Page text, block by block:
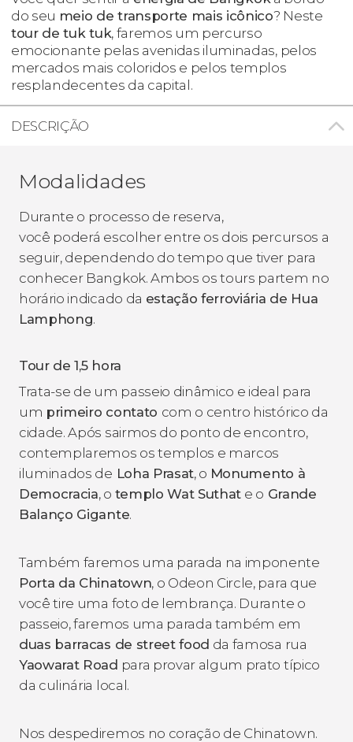
do seu meio de transporte mais icônico? Neste
tour de tuk tuk, faremos um percurso
emocionante pelas avenidas iluminadas, pelos
mercados mais coloridos e pelos templos
resplandecentes da capital.
DESCRIÇÃO
Modalidades
Durante o processo de reserva,
você poderá escolher entre os dois percursos a
seguir, dependendo do tempo que tiver para
conhecer Bangkok. Ambos os tours partem no
horário indicado da estação ferroviária de Hua
Lamphong.
Tour de 1,5 hora
Trata-se de um passeio dinâmico e ideal para
um primeiro contato com o centro histórico da
cidade. Após sairmos do ponto de encontro,
contemplaremos os templos e marcos
iluminados de Loha Prasat, o Monumento à
Democracia, o templo Wat Suthat e o Grande
Balanço Gigante.
Também faremos uma parada na imponente
Porta da Chinatown, o Odeon Circle, para que
você tire uma foto de lembrança. Durante o
passeio, faremos uma parada também em
duas barracas de street food da famosa rua
Yaowarat Road para provar algum prato típico
da culinária local.
Nos despediremos no coração de Chinatown.